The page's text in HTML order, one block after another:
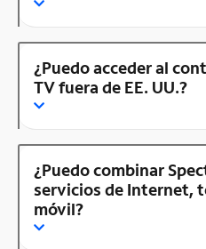
¿Puedo acceder al
TV fuera de EE. UU.?
¿Puedo combinar
servicios de Internet,
móvil?